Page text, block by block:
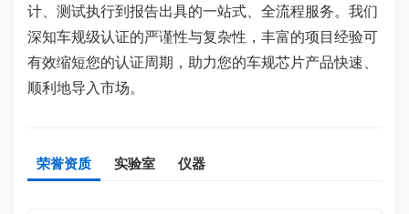
计、测试执行到报告出具的一站式、全流程服务。我们
深知车规级认证的严谨性与复杂性，丰富的项目经验可
有效缩短您的认证周期，助力您的车规芯片产品快速、
顺利地导入市场。
荣誉资质 实验室 仪器